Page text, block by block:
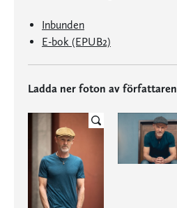
Inbunden
E-bok (EPUB2)
Ladda ner foton av författaren